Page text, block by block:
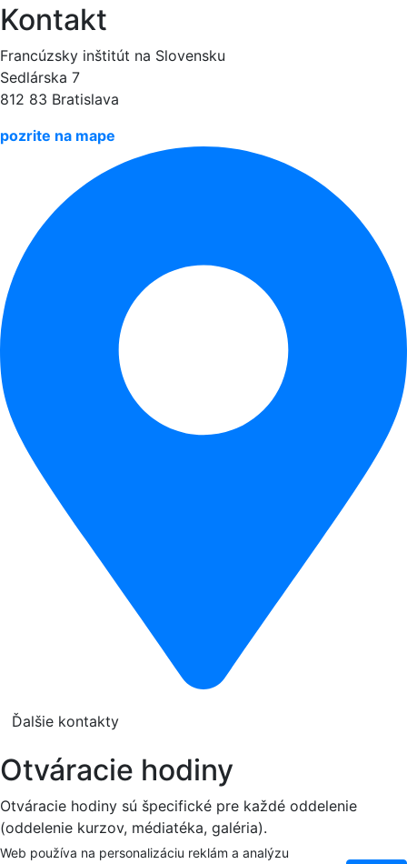
Web používa na personalizáciu reklám a analýzu
Kontakt
Francúzsky inštitút na Slovensku
Sedlárska 7
812 83 Bratislava
pozrite na mape
Ďalšie kontakty
Otváracie hodiny
Otváracie hodiny sú špecifické pre každé oddelenie
(oddelenie kurzov, médiatéka, galéria).